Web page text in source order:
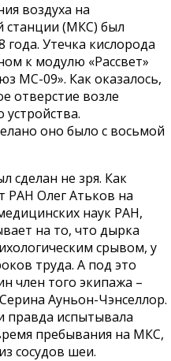
воздуха на
станции (МКС) был
года. Утечка кислорода
к модулю «Рассвет»
МС-09». Как оказалось,
отверстие возле
оно было с восьмой
сделан не зря. Как
РАН Олег Атьков на
наук РАН,
на то, что дырка
срывом, у
труда. А под это
член того экипажа –
Ауньон-Чэнселлор.
правда испытывала
пребывания на МКС,
сосудов шеи.